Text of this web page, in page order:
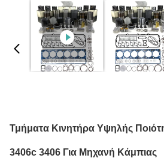
Τμήματα Κινητήρα Υψηλής
3406c 3406 Για Μηχανή Κάμπιας